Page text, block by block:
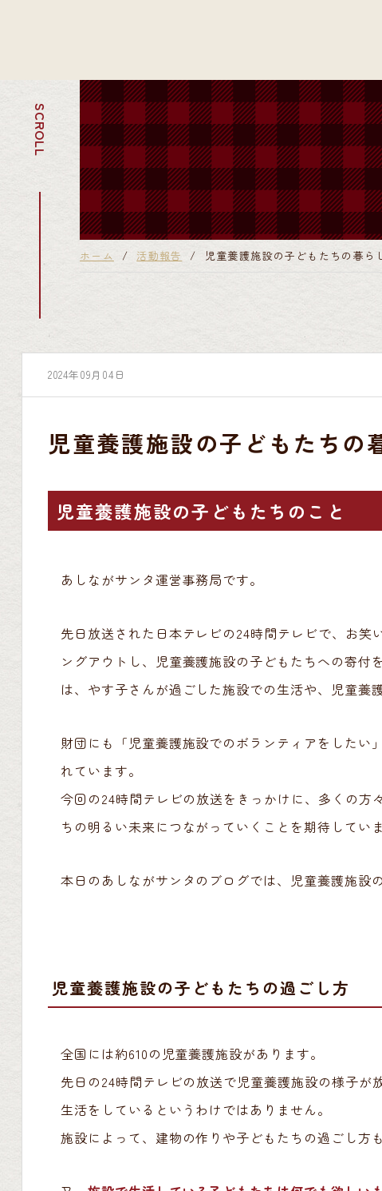
SCROLL
ホーム 活動報告 児童養護施設の子どもたちの暮ら
2024年09月04日
児童養護施設の子どもたちの
児童養護施設の子どもたちのこと
あしながサンタ運営事務局です。
先日放送された日本テレビの24時間テレビで、お
ングアウトし、児童養護施設の子どもたちへの寄
は、やす子さんが過ごした施設での生活や、児童養
財団にも「児童養護施設でのボランティアをしたい
れています。
今回の24時間テレビの放送をきっかけに、多くの
ちの明るい未来につながっていくことを期待していま
本日のあしながサンタのブログでは、児童養護施設
児童養護施設の子どもたちの過ごし方
全国には約610の児童養護施設があります。
先日の24時間テレビの放送で児童養護施設の様子
生活をしているというわけではありません。
施設によって、建物の作りや子どもたちの過ごし方